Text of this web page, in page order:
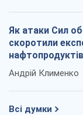
Як атаки Сил
скоротили
нафтопродуктів
Андрій Клименко
Всі думки